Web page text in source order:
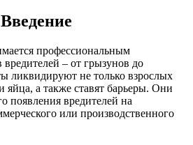
Введение
профессиональным
– от грызунов до
ликвидируют не только взрослых
яйца, а также ставят барьеры. Они
появления вредителей на
или производственного